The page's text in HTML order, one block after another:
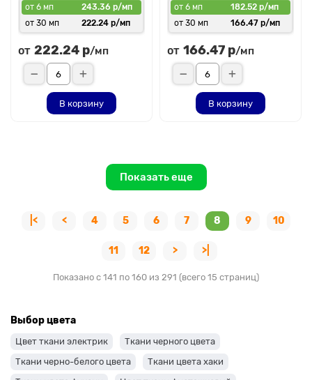
от 6 мп
243.36 р/мп
от 30 мп
222.24 р/мп
от 222.24 р/мп
В корзину
от 6 мп
182.52 р/мп
от 30 мп
166.47 р/мп
от 166.47 р/мп
В корзину
Показать еще
|< < 4 5 6 7 8 9 10
11 12 > >|
Показано с 141 по 160 из 291 (всего 15 страниц)
Выбор цвета
Цвет ткани электрик
Ткани черного цвета
Ткани черно-белого цвета
Ткани цвета хаки